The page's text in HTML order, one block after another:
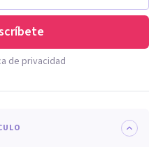
de privacidad